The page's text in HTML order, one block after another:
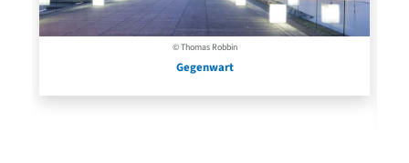
© Thomas Robbin
Gegenwart